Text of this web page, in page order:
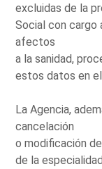
excluidas de la
Social con
afectos
a la sanidad,
estos datos en
La Agencia,
cancelación
o modificación
de la